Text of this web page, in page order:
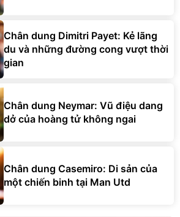
Chân dung Dimitri Payet: Kẻ lãng
du và những đường cong vượt thời
gian
Chân dung Neymar: Vũ điệu dang
dở của hoàng tử không ngai
Chân dung Casemiro: Di sản của
một chiến binh tại Man Utd